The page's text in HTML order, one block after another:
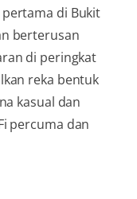
di Bukit
berterusan
di peringkat
reka bentuk
kasual dan
percuma dan